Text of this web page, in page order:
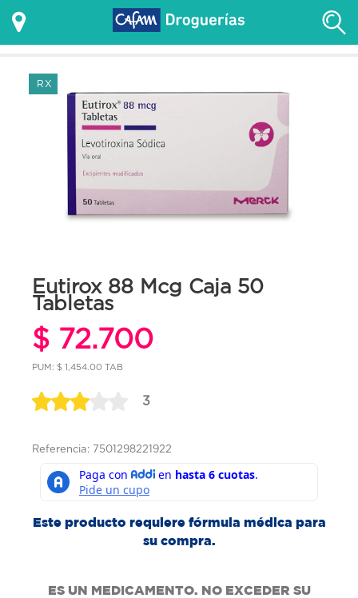
RX
Eutirox 88 Mcg Caja 50
Tabletas
$ 72.700
PUM: $ 1,454.00 TAB
3
Referencia: 7501298221922
Este producto requiere fórmula médica para
su compra.
ES UN MEDICAMENTO. NO EXCEDER SU